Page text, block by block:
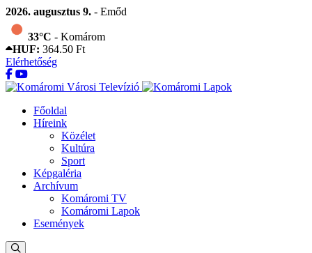
2026. augusztus 9. - Emőd
33°C - Komárom
HUF: 364.50 Ft
Elérhetőség
Főoldal
Híreink
Közélet
Kultúra
Sport
Képgaléria
Archívum
Komáromi TV
Komáromi Lapok
Események